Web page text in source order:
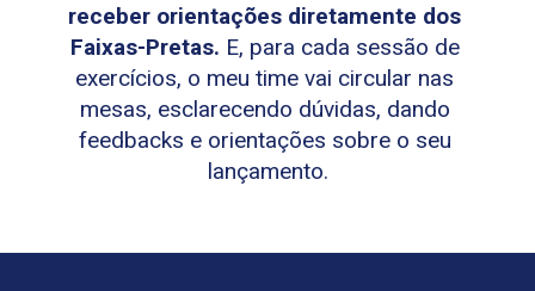
receber orientações diretamente dos
Faixas-Pretas. E, para cada sessão de
exercícios, o meu time vai circular nas
mesas, esclarecendo dúvidas, dando
feedbacks e orientações sobre o seu
lançamento.